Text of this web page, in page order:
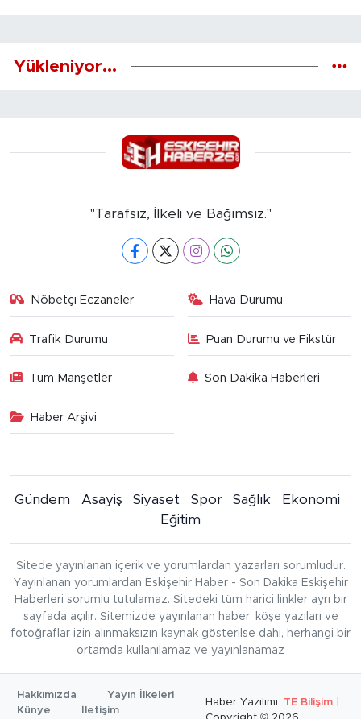
Yükleniyor...
"Tarafsız, İlkeli ve Bağımsız."
Nöbetçi Eczaneler Hava Durumu
Trafik Durumu Puan Durumu ve Fikstür
Tüm Manşetler Son Dakika Haberleri
Haber Arşivi
Gündem Asayiş Siyaset Spor Sağlık
Ekonomi
Eğitim
Sitede yayınlanan içerik ve yorumlardan yazarları sorumludur.
Yayınlanan yorumlardan Eskişehir Haber - Son Dakika Eskişehir
Haberleri sorumlu tutulamaz. Sitedeki tüm harici linkler ayrı bir
sayfada açılır. Sitemizde yayınlanan haber, köşe yazıları ve
fotoğraflar izin alınmaksızın kaynak gösterilse dahi, herhangi bir
ortamda kullanılamaz ve yayınlanamaz
Hakkımızda
Yayın İlkeleri
Künye
İletişim
Haber Yazılımı: TE Bilişim